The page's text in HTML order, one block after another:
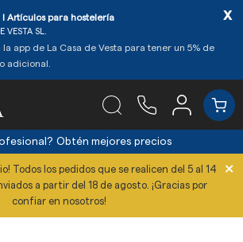
l Artículos para hostelería
VESTA SL.
la app de La Casa de Vesta para tener un 5% de
adicional.
x
Obtén mejores precios
Todos los pedidos que se realicen del 5 al 14
a partir del 18 de agosto. ¡Gracias por
confiar en nosotros!
×